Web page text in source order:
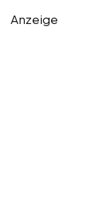
Anzeige